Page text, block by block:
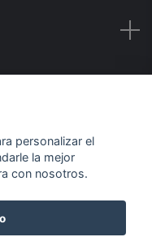
personalizar el
la mejor
con nosotros.